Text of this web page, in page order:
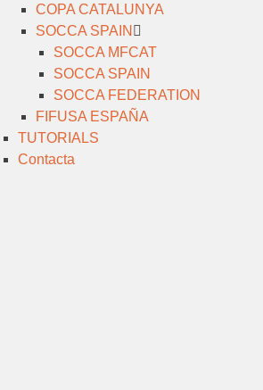
COPA CATALUNYA
SOCCA SPAIN
SOCCA MFCAT
SOCCA SPAIN
SOCCA FEDERATION
FIFUSA ESPAÑA
TUTORIALS
Contacta